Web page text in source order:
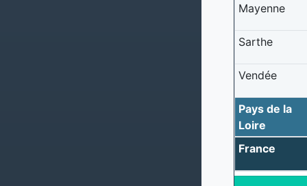
Mayenne
Sarthe
Vendée
Pays de la
Loire
France